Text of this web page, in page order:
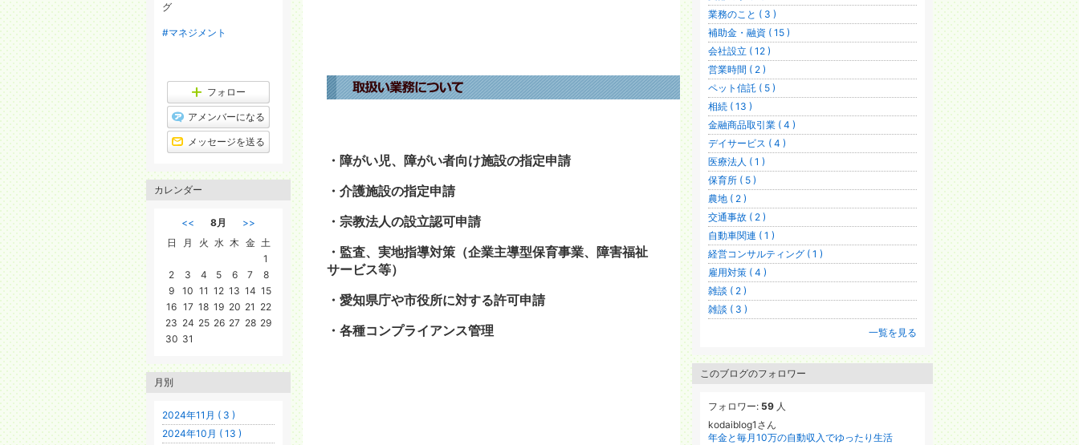
・障がい児、障がい者向け施設の指定申請
・介護施設の指定申請
・宗教法人の設立認可申請
・監査、実地指導対策（企業主導型保育事業、障害福祉
サービス等）
・愛知県庁や市役所に対する許可申請
・各種コンプライアンス管理
業務のこと ( 3 )
補助金・融資 ( 15 )
会社設立 ( 12 )
営業時間 ( 2 )
ペット信託 ( 5 )
相続 ( 13 )
金融商品取引業 ( 4 )
デイサービス ( 4 )
医療法人 ( 1 )
保育所 ( 5 )
農地 ( 2 )
交通事故 ( 2 )
自動車関連 ( 1 )
経営コンサルティング ( 1 )
雇用対策 ( 4 )
雑談 ( 2 )
雑談 ( 3 )
一覧を見る
このブログのフォロワー
フォロワー: 59 人
kodaiblog1さん
年金と毎月10万の自動収入でゆったり生活
グ
#マネジメント
フォロー
アメンバーになる
メッセージを送る
カレンダー
<< 8月
>>
日
月 火 水 木 金 土
1
2
3 4 5 6 7
8
9
10 11 12 13 14 15
16 17 18 19 20 21 22
23 24 25 26 27 28 29
30 31
月別
2024年11月 ( 3 )
2024年10月 ( 13 )